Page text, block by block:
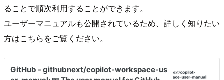
ることで順次利用することができます。
ユーザーマニュアルも公開されているため、詳しく知りたい
方はこちらをご覧ください。